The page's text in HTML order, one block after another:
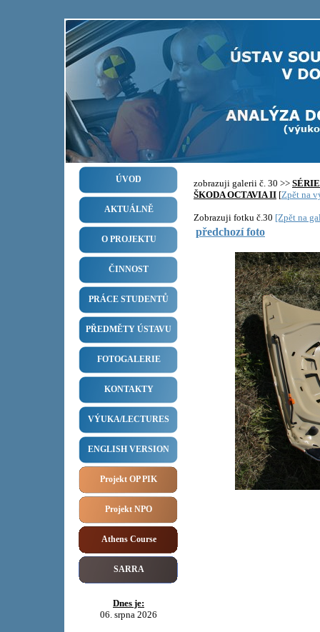
ÚVOD
AKTUÁLNĚ
O PROJEKTU
ČINNOST
PRÁCE STUDENTŮ
PŘEDMĚTY ÚSTAVU
FOTOGALERIE
KONTAKTY
VÝUKA/LECTURES
ENGLISH VERSION
Projekt OP PIK
Projekt NPO
Athens Course
SARRA
Dnes je:
06. srpna 2026
zobrazuji galerii č. 30 >>
ŠKODA OCTAVIA II [Zpět na
Zobrazuji fotku č.30 [Zpět na
předchozí foto